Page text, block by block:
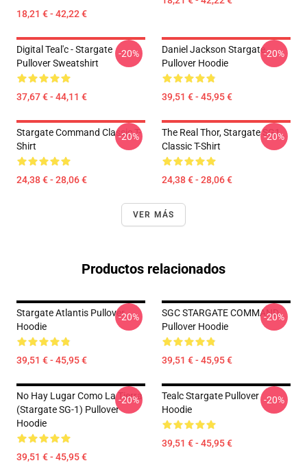
18,21 € - 42,22 €
Digital Teal'c - Stargate
Pullover Sweatshirt
37,67 € - 44,11 €
-20%
Daniel Jackson Stargate
Pullover Hoodie
39,51 € - 45,95 €
-20%
Stargate Command Classic T-
Shirt
24,38 € - 28,06 €
-20%
The Real Thor, Stargate SG1
Classic T-Shirt
24,38 € - 28,06 €
-20%
VER MÁS
Productos relacionados
Stargate Atlantis Pullover
Hoodie
39,51 € - 45,95 €
-20%
SGC STARGATE COMMAND
Pullover Hoodie
39,51 € - 45,95 €
-20%
No Hay Lugar Como La Tierra
(stargate SG-1) Pullover
Hoodie
39,51 € - 45,95 €
-20%
Tealc Stargate Pullover
Hoodie
39,51 € - 45,95 €
-20%